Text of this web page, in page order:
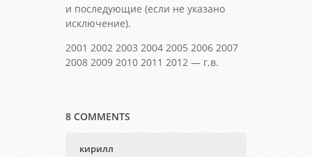
и последующие (если не указано
исключение).
2001 2002 2003 2004 2005 2006 2007
2008 2009 2010 2011 2012 — г.в.
8 COMMENTS
кирилл